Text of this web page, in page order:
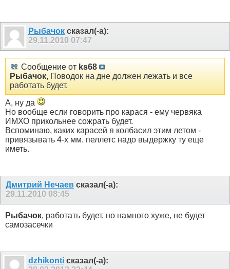
Рыбачок сказал(-а):
29.11.2010 07:47
Сообщение от ks68
Рыбачок, Поводок на дне должен лежать и все
работать будет.
А, ну да
Но вообще если говорить про карася - ему червяка
ИМХО прикольнее сожрать будет.
Вспоминаю, каких карасей я колбасил этим летом -
привязывать 4-х мм. пеллетс надо выдержку ту еще
иметь.
Дмитрий Нечаев сказал(-а):
29.11.2010 08:45
Рыбачок, работать будет, но намного хуже, не будет
самозасечки
dzhikonti сказал(-а):